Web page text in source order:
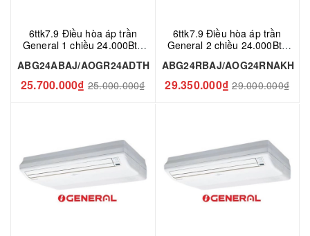
6ttk7.9 Điều hòa áp trần
General 1 chiều 24.000Btu
ABG24ABAJ/AOGR24ADTH
25.700.000₫ 25.000.000₫
6ttk7.9 Điều hòa áp trần
General 2 chiều 24.000Btu
ABG24RBAJ/AOG24RNAKH
29.350.000₫ 29.000.000₫